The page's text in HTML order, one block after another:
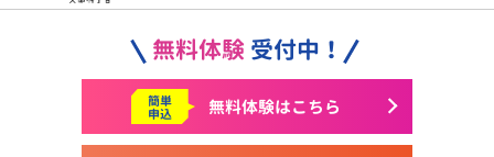
無料体験 受付中！
簡単
申込 無料体験はこちら